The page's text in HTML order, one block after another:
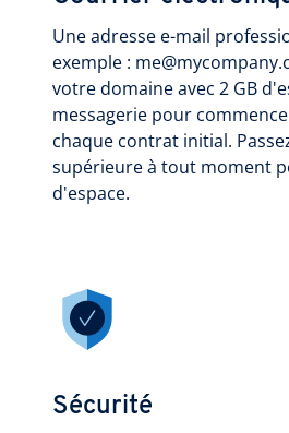
Une adresse e-mail
exemple :
votre domaine avec 2 GB
messagerie pour
chaque contrat initial.
supérieure à tout moment
d'espace.
Sécurité